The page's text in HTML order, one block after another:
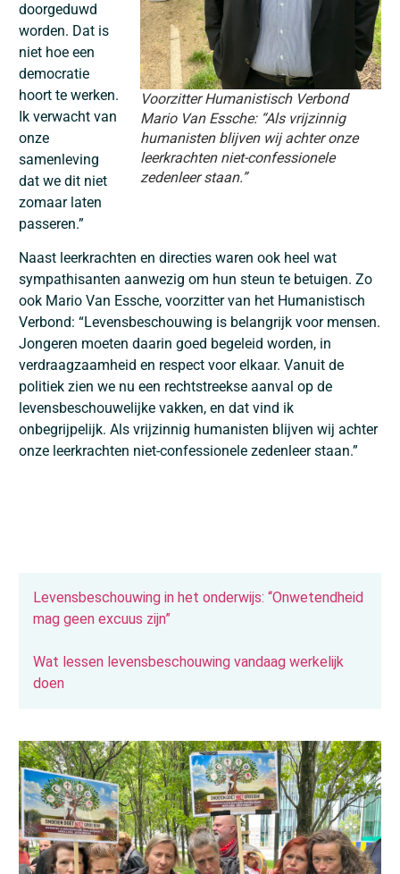
Voorzitter Humanistisch Verbond
Mario Van Essche: “Als vrijzinnig
humanisten blijven wij achter onze
leerkrachten niet-confessionele
zedenleer staan.”
doorgeduwd
worden. Dat is
niet hoe een
democratie
hoort te werken.
Ik verwacht van
onze
samenleving
dat we dit niet
zomaar laten
passeren.”
Naast leerkrachten en directies waren ook heel wat
sympathisanten aanwezig om hun steun te betuigen. Zo
ook Mario Van Essche, voorzitter van het Humanistisch
Verbond: “Levensbeschouwing is belangrijk voor mensen.
Jongeren moeten daarin goed begeleid worden, in
verdraagzaamheid en respect voor elkaar. Vanuit de
politiek zien we nu een rechtstreekse aanval op de
levensbeschouwelijke vakken, en dat vind ik
onbegrijpelijk. Als vrijzinnig humanisten blijven wij achter
onze leerkrachten niet-confessionele zedenleer staan.”
Levensbeschouwing in het onderwijs: “Onwetendheid
mag geen excuus zijn”
Wat lessen levensbeschouwing vandaag werkelijk
doen